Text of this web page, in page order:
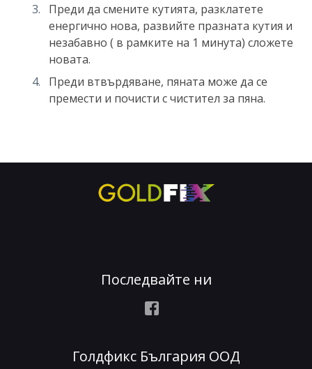
Преди да смените кутията, разклатете
енергично нова, развийте празната кутия и
незабавно ( в рамките на 1 минута) сложете
новата.
Преди втвърдяване, пяната може да се
премести и почисти с чистител за пяна.
Голдфикс България ООД
Последвайте ни